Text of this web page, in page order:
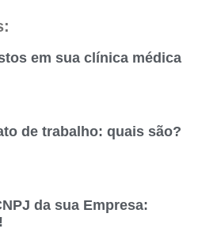
em sua clínica médica
de trabalho: quais são?
da sua Empresa: